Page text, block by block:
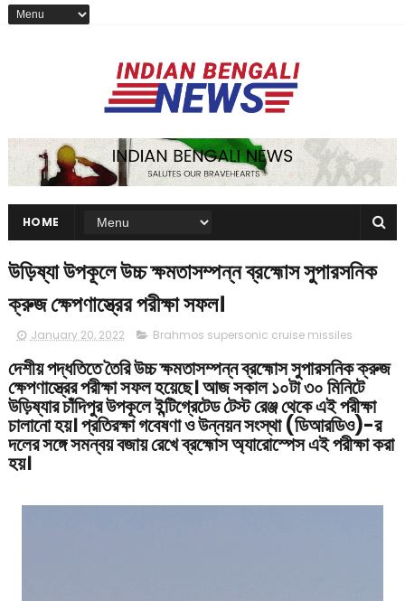
HOME
উড়িষ্যা উপকূলে উচ্চ ক্ষমতাসম্পন্ন ব্রহ্মোস সুপারসনিক
ক্রুজ ক্ষেপণাস্ত্রের পরীক্ষা সফল।
January 20, 2022 Brahmos supersonic cruise missiles
দেশীয় পদ্ধতিতে তৈরি উচ্চ ক্ষমতাসম্পন্ন ব্রহ্মোস সুপারসনিক ক্রুজ
ক্ষেপণাস্ত্রের পরীক্ষা সফল হয়েছে। আজ সকাল ১০টা ৩০ মিনিটে
উড়িষ্যার চাঁদিপুর উপকূলে ইন্টিগ্রেটেড টেস্ট রেঞ্জ থেকে এই পরীক্ষা
চালানো হয়। প্রতিরক্ষা গবেষণা ও উন্নয়ন সংস্থা (ডিআরডিও)-র
দলের সঙ্গে সমন্বয় বজায় রেখে ব্রহ্মোস অ্যারোস্পেস এই পরীক্ষা করা
হয়।